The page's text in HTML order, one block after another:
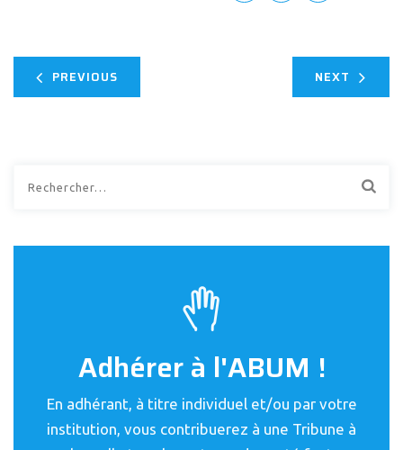
PREVIOUS NEXT
Adhérer à l'ABUM !
En adhérant, à titre individuel et/ou par votre
institution, vous contribuerez à une Tribune à